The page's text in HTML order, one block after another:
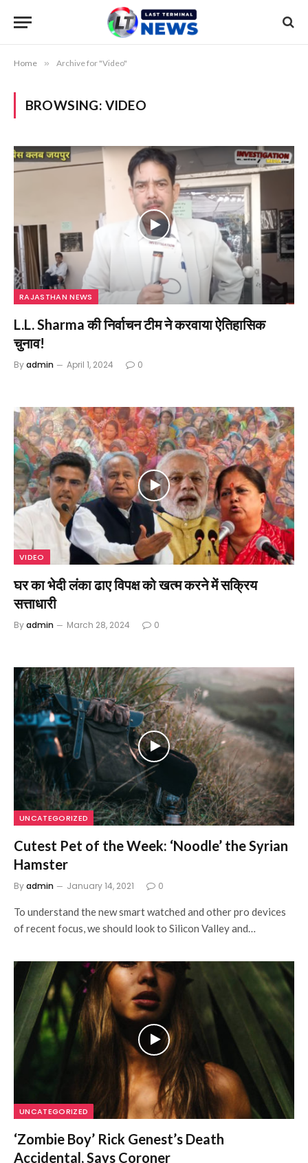
Home » Archive for "Video"
BROWSING: VIDEO
RAJASTHAN NEWS
L.L. Sharma की निर्वाचन टीम ने करवाया ऐतिहासिक
चुनाव!
Byadmin April 1, 2024 0
VIDEO
घर का भेदी लंका ढाए विपक्ष को खत्म करने में सक्रिय
सत्ताधारी
Byadmin March 28, 2024 0
UNCATEGORIZED
Cutest Pet of the Week: ‘Noodle’ the Syrian
Hamster
Byadmin January 14, 2021 0
To understand the new smart watched and other pro devices
of recent focus, we should look to Silicon Valley and…
UNCATEGORIZED
‘Zombie Boy’ Rick Genest’s Death
Accidental, Says Coroner